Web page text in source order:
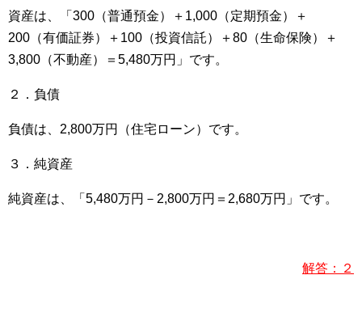
資産は、「300（普通預金）＋1,000（定期預金）＋
200（有価証券）＋100（投資信託）＋80（生命保険）＋
3,800（不動産）＝5,480万円」です。
２．負債
負債は、2,800万円（住宅ローン）です。
３．純資産
純資産は、「5,480万円－2,800万円＝2,680万円」です。
解答：２